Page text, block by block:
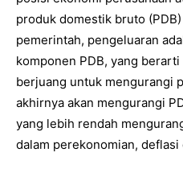
produk domestik bruto
pemerintah, pengeluaran
komponen PDB, yang
berjuang untuk mengurangi
akhirnya akan mengurangi
yang lebih rendah
dalam perekonomian, deflasi